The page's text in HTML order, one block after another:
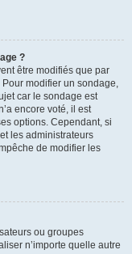
?
être modifiés que par
modifier un sondage,
car le sondage est
encore voté, il est
options. Cependant, si
les administrateurs
de modifier les
ou groupes
n’importe quelle autre